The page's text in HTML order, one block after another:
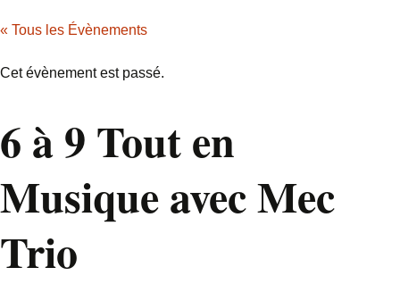
« Tous les Évènements
Cet évènement est passé.
6 à 9 Tout en
Musique avec Mec
Trio